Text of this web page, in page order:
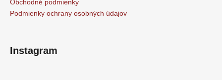
Obchodné podmienky
Podmienky ochrany osobných údajov
Instagram